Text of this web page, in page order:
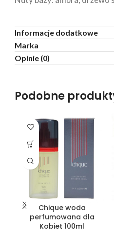
Informacje dodatkowe
Marka
Opinie (0)
Podobne
Chique woda
perfumowana dla
Kobiet 100ml